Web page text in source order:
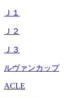
Ｊ１
Ｊ２
Ｊ３
ルヴァンカップ
ACLE